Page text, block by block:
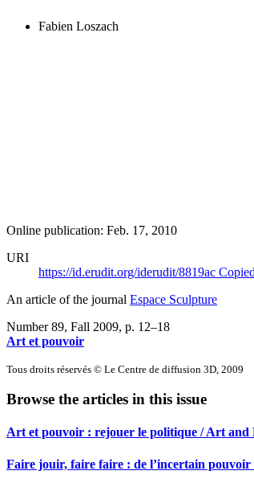
Fabien Loszach
Online publication: Feb. 17, 2010
URI
https://id.erudit.org/iderudit/8819ac Copied
An article of the journal Espace Sculpture
Number 89, Fall 2009, p. 12–18
Art et pouvoir
Tous droits réservés © Le Centre de diffusion 3D, 2009
Browse the articles in this issue
Art et pouvoir : rejouer le politique / Art and
Faire jouir, faire faire : de l’incertain